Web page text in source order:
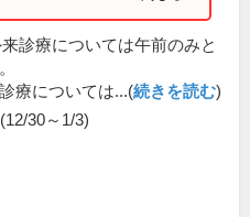
診療については午前のみと
療については...(続きを読む)
30～1/3)